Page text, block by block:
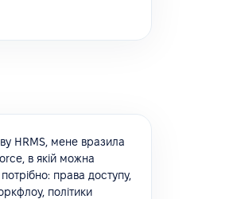
HRMS, мене вразила
в якій можна
права доступу,
політики